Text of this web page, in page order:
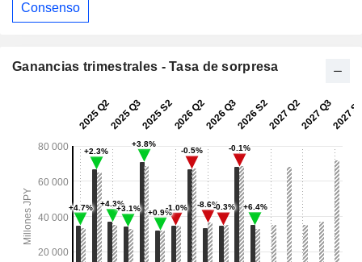
Consenso
Ganancias trimestrales - Tasa de sorpresa